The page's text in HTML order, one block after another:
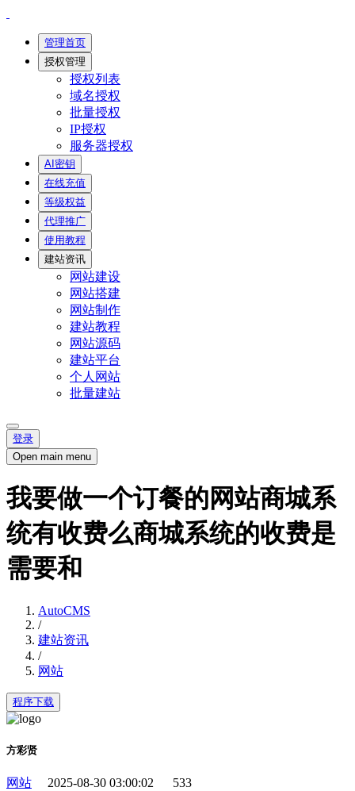
管理首页
授权管理
授权列表
域名授权
批量授权
IP授权
服务器授权
AI密钥
在线充值
等级权益
代理推广
使用教程
建站资讯
网站建设
网站搭建
网站制作
建站教程
网站源码
建站平台
个人网站
批量建站
登录
Open main menu
我要做一个订餐的网站商城系
统有收费么商城系统的收费是
需要和
AutoCMS
/
建站资讯
/
网站
程序下载
方彩贤
网站 2025-08-30 03:00:02 533